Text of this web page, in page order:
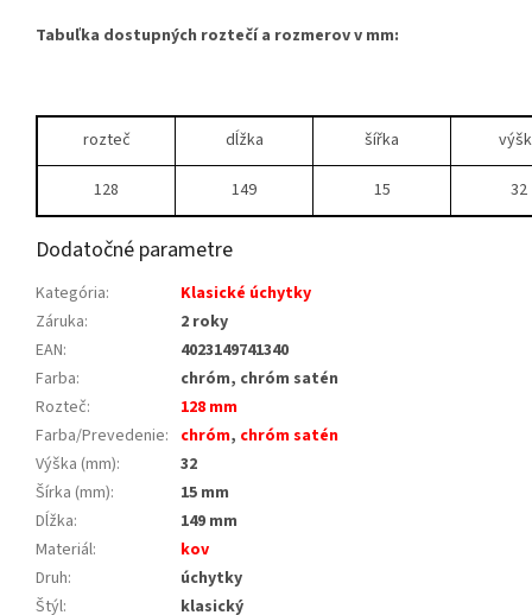
Tabuľka dostupných roztečí a rozmerov v mm:
rozteč dĺžka šířka
128 149 15 32
Dodatočné parametre
Kategória:
Klasické úchytky
Záruka:
2 roky
EAN:
4023149741340
Farba:
chróm, chróm satén
Rozteč:
128 mm
Farba/Prevedenie: chróm, chróm satén
Výška (mm):
32
Šírka (mm):
15 mm
Dĺžka:
149 mm
Materiál:
kov
Druh:
úchytky
Štýl: klasický